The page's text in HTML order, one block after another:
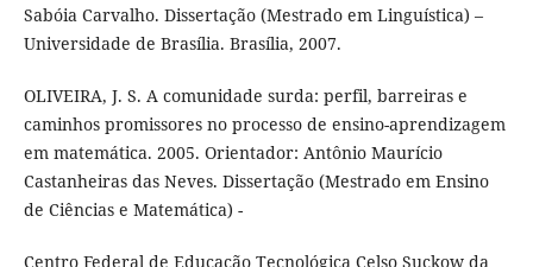
Sabóia Carvalho. Dissertação (Mestrado em Linguística) –
Universidade de Brasília. Brasília, 2007.
OLIVEIRA, J. S. A comunidade surda: perfil, barreiras e
caminhos promissores no processo de ensino-aprendizagem
em matemática. 2005. Orientador: Antônio Maurício
Castanheiras das Neves. Dissertação (Mestrado em Ensino
de Ciências e Matemática) -
Centro Federal de Educação Tecnológica Celso Suckow da